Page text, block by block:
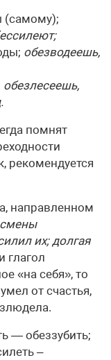
(самому);
обезводеешь,
обезлесеешь,
помнят
рекомендуется
направленном
их; долгая
глагол
«на себя», то
от счастья,
— обеззубить;
–